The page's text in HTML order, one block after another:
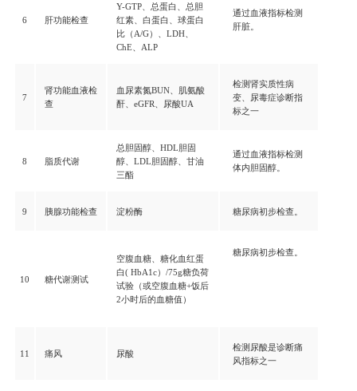
6 肝功能检查
Y-GTP、总蛋白、总胆
红素、白蛋白、球蛋白
比（A/G）、LDH、
ChE、ALP
通过血液指标检测
肝脏。
7
肾功能血液检
查
血尿素氮BUN、肌氨酸
酐、eGFR、尿酸UA
检测肾实质性病
变、尿毒症诊断指
标之一
8 脂质代谢
总胆固醇、HDL胆固
醇、LDL胆固醇、甘油
三酯
通过血液指标检测
体内胆固醇。
9 胰腺功能检查 淀粉酶 糖尿病初步检查。
10 糖代谢测试
空腹血糖、糖化血红蛋
白( HbA1c）/75g糖负荷
试验（或空腹血糖+饭后
2小时后的血糖值）
糖尿病初步检查。
11 痛风 尿酸
检测尿酸是诊断痛
风指标之一